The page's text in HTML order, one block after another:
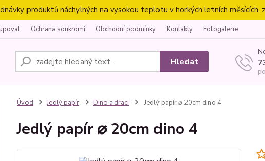
produktů náchylných na vysokou teplotu v horkých letních měsících,
Ochrana soukromí Obchodní podmínky Kontakty Fotogalerie
Hledat
Úvod Jedlý papír Dino a draci Jedlý papír ⌀ 20cm dino 4
Jedlý papír ⌀ 20cm dino 4